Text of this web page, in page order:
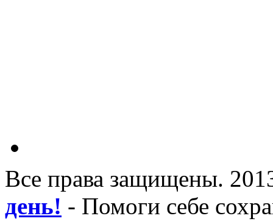
Все права защищены.
день! - Помоги себе